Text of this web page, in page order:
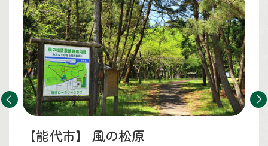
【能代市】 風の松原